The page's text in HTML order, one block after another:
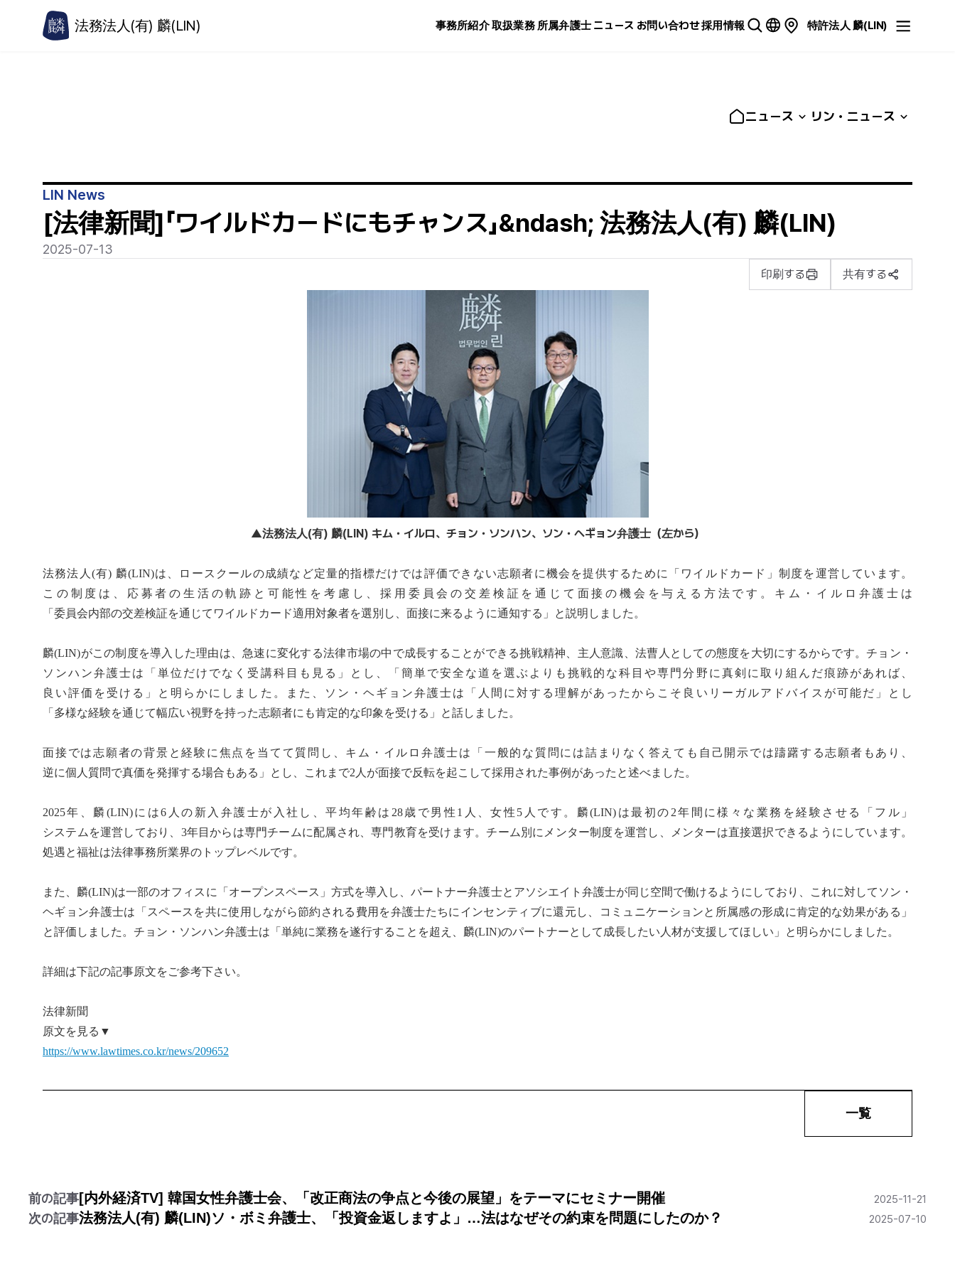
法務法人(有) 麟(LIN) 事務所紹介取扱業務 所属弁護士 ニュース お問い合わせ採用情報 特許法人 麟(LIN)
ニュース リン・ニュース
LIN News
[法律新聞]「ワイルドカードにもチャンス」&ndash; 法務法人(有) 麟(LIN)
2025-07-13
印刷する 共有する
▲法務法人(有) 麟(LIN) キム・イルロ、チョン・ソンハン、ソン・ヘギョン弁護士（左から）
法務法人(有) 麟(LIN)は、ロースクールの成績など定量的指標だけでは評価できない志願者に機会を提供するために「ワイルドカード」制度を運営しています。
この制度は、応募者の生活の軌跡と可能性を考慮し、採用委員会の交差検証を通じて面接の機会を与える方法です。キム・イルロ弁護士は
「委員会内部の交差検証を通じてワイルドカード適用対象者を選別し、面接に来るように通知する」と説明しました。
麟(LIN)がこの制度を導入した理由は、急速に変化する法律市場の中で成長することができる挑戦精神、主人意識、法曹人としての態度を大切にするからです。チョン・
ソンハン弁護士は「単位だけでなく受講科目も見る」とし、「簡単で安全な道を選ぶよりも挑戦的な科目や専門分野に真剣に取り組んだ痕跡があれば、
良い評価を受ける」と明らかにしました。また、ソン・ヘギョン弁護士は「人間に対する理解があったからこそ良いリーガルアドバイスが可能だ」とし
「多様な経験を通じて幅広い視野を持った志願者にも肯定的な印象を受ける」と話しました。
面接では志願者の背景と経験に焦点を当てて質問し、キム・イルロ弁護士は「一般的な質問には詰まりなく答えても自己開示では躊躇する志願者もあり、
逆に個人質問で真価を発揮する場合もある」とし、これまで2人が面接で反転を起こして採用された事例があったと述べました。
2025年、麟(LIN)には6人の新入弁護士が入社し、平均年齢は28歳で男性1人、女性5人です。麟(LIN)は最初の2年間に様々な業務を経験させる「フル」
システムを運営しており、3年目からは専門チームに配属され、専門教育を受けます。チーム別にメンター制度を運営し、メンターは直接選択できるようにしています。
処遇と福祉は法律事務所業界のトップレベルです。
また、麟(LIN)は一部のオフィスに「オープンスペース」方式を導入し、パートナー弁護士とアソシエイト弁護士が同じ空間で働けるようにしており、これに対してソン・
ヘギョン弁護士は「スペースを共に使用しながら節約される費用を弁護士たちにインセンティブに還元し、コミュニケーションと所属感の形成に肯定的な効果がある」
と評価しました。チョン・ソンハン弁護士は「単純に業務を遂行することを超え、麟(LIN)のパートナーとして成長したい人材が支援してほしい」と明らかにしました。
詳細は下記の記事原文をご参考下さい。
法律新聞
原文を見る▼
https://www.lawtimes.co.kr/news/209652
一覧
前の記事[内外経済TV] 韓国女性弁護士会、「改正商法の争点と今後の展望」をテーマにセミナー開催 2025-11-21
次の記事法務法人(有) 麟(LIN)ソ・ボミ弁護士、「投資金返しますよ」…法はなぜその約束を問題にしたのか？ 2025-07-10